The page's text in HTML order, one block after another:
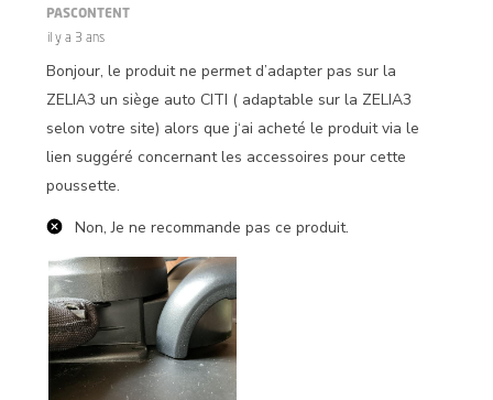
PASCONTENT
il y a 3 ans
Bonjour, le produit ne permet d’adapter pas sur la
ZELIA3 un siège auto CITI ( adaptable sur la ZELIA3
selon votre site) alors que j‘ai acheté le produit via le
lien suggéré concernant les accessoires pour cette
poussette.
Non, Je ne recommande pas ce produit.